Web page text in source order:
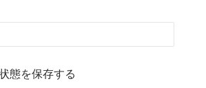
態を保存する